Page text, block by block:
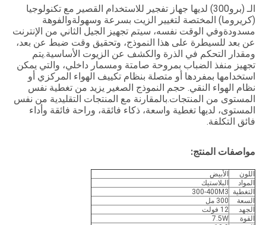
الـ (برو300) لديها جهاز تفجير للاستخدام القصير مع تكنولوجيا
(كريروما) المختصة لتغيير الزيت بسرعة وسهولةوالفوهة
مسدودةوفي الوقت نفسه، سيتم تجهيز الجيل الثاني من الإنترنت
عن بعد للسيطرة على هذا النموذج، وتحقيق وقت ضبط عن بعد،
ومقدار التحكم في الذرة والكشف عن الزيوت الأساسية.يتم
تجهيز منفذ الضباب بمروحة صامتة ومسمار داخلي، والتي يمكن
استخدامها بمفردها أو متصلة بنظام تكييف الهواء المركزي أو
نظام الهواء النقي. حجم النموذج الصغير يزيد من تغطية نفس
المستوى من المنتجات.بالمقارنة مع المنتجات التقليدية من نفس
المستوى، لديها تغطية واسعة، ذكاء فائقة، وراحة فائقة وأداء
فائق التكلفة.
مواصفات المنتج:
اللون
الأبيض
المواد
البلاستيك
التغطية
300-400M3
السعة
300 مل
الجهد
12 فولت
القوة
7.5W